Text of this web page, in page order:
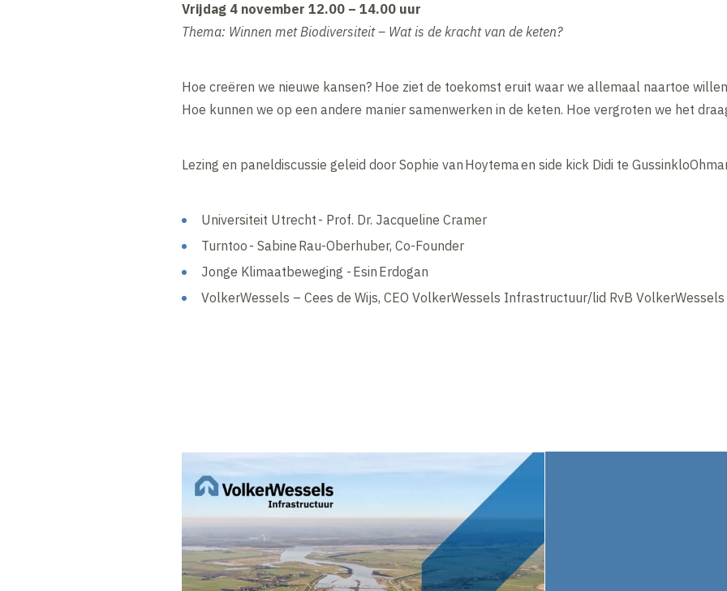
​Vrijdag 4 november 12.00 – 14.00 uur​
Thema: Winnen met Biodiversiteit – Wat is de kracht van de keten?​
Hoe creëren we nieuwe kansen? Hoe ziet de toekomst eruit waar we allemaal naartoe
Hoe kunnen we op een andere manier samenwerken in de keten. Hoe vergroten we het
Lezing en paneldiscussie geleid door Sophie van Hoytema en side kick Didi te
Universiteit Utrecht - Prof. Dr. Jacqueline Cramer​
Turntoo - Sabine Rau-Oberhuber, Co-Founder ​
Jonge Klimaatbeweging - Esin Erdogan​
VolkerWessels – Cees de Wijs, CEO VolkerWessels Infrastructuur/lid RvB VolkerWessels